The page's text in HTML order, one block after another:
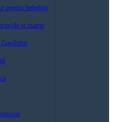
pentru bebeluși
si mame
Copilului